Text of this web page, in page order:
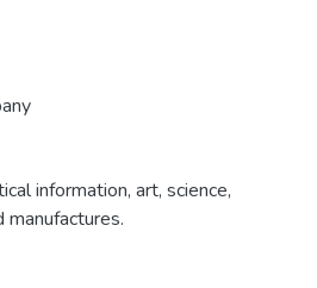
information, art, science,
manufactures.